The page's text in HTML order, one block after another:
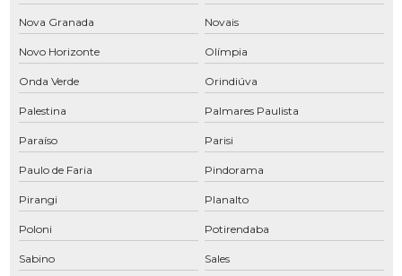
Locação de compressor de ar
Locação de compressor de ar SP
Locação de compressores
Manutenção de compressor em Araçatuba
Manutenção de compressor em Araraquara
Manutenção de compressor Atlas Copco
Nova Granada Novais
Novo Horizonte Olímpia
Onda Verde Orindiúva
Palestina Palmares Paulista
Paraíso Parisi
Paulo de Faria Pindorama
Pirangi Planalto
Poloni Potirendaba
Sabino Sales